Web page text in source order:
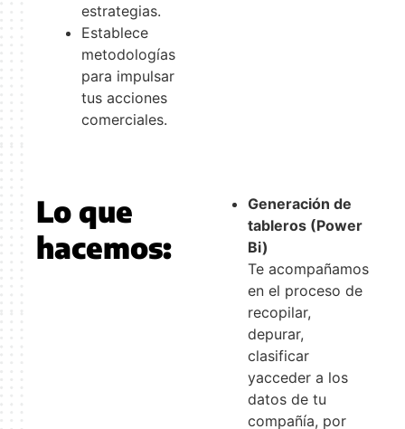
estrategias.
Establece
metodologías
para impulsar
tus acciones
comerciales.
Lo que
hacemos:
Generación de
tableros (Power
Bi)
Te acompañamos
en el proceso de
recopilar,
depurar,
clasificar
yacceder a los
datos de tu
compañía, por